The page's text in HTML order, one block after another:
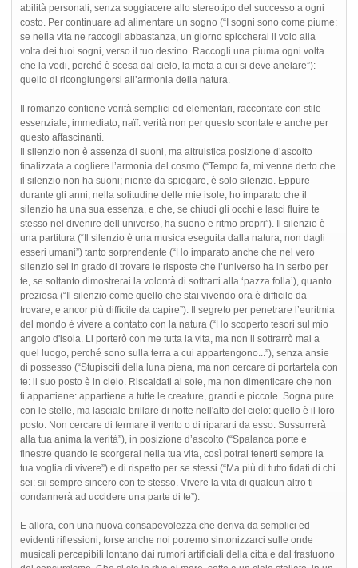
abilità personali, senza soggiacere allo stereotipo del successo a ogni
costo. Per continuare ad alimentare un sogno (“I sogni sono come piume:
se nella vita ne raccogli abbastanza, un giorno spiccherai il volo alla
volta dei tuoi sogni, verso il tuo destino. Raccogli una piuma ogni volta
che la vedi, perché è scesa dal cielo, la meta a cui si deve anelare”):
quello di ricongiungersi all’armonia della natura.
Il romanzo contiene verità semplici ed elementari, raccontate con stile
essenziale, immediato, naïf: verità non per questo scontate e anche per
questo affascinanti.
Il silenzio non è assenza di suoni, ma altruistica posizione d’ascolto
finalizzata a cogliere l’armonia del cosmo (“Tempo fa, mi venne detto che
il silenzio non ha suoni; niente da spiegare, è solo silenzio. Eppure
durante gli anni, nella solitudine delle mie isole, ho imparato che il
silenzio ha una sua essenza, e che, se chiudi gli occhi e lasci fluire te
stesso nel divenire dell’universo, ha suono e ritmo propri”). Il silenzio è
una partitura (“Il silenzio è una musica eseguita dalla natura, non dagli
esseri umani”) tanto sorprendente (“Ho imparato anche che nel vero
silenzio sei in grado di trovare le risposte che l’universo ha in serbo per
te, se soltanto dimostrerai la volontà di sottrarti alla ‘pazza folla’), quanto
preziosa (“Il silenzio come quello che stai vivendo ora è difficile da
trovare, e ancor più difficile da capire”). Il segreto per penetrare l’euritmia
del mondo è vivere a contatto con la natura (“Ho scoperto tesori sul mio
angolo d'isola. Li porterò con me tutta la vita, ma non li sottrarrò mai a
quel luogo, perché sono sulla terra a cui appartengono...”), senza ansie
di possesso (“Stupisciti della luna piena, ma non cercare di portartela con
te: il suo posto è in cielo. Riscaldati al sole, ma non dimenticare che non
ti appartiene: appartiene a tutte le creature, grandi e piccole. Sogna pure
con le stelle, ma lasciale brillare di notte nell'alto del cielo: quello è il loro
posto. Non cercare di fermare il vento o di ripararti da esso. Sussurrerà
alla tua anima la verità”), in posizione d’ascolto (“Spalanca porte e
finestre quando le scorgerai nella tua vita, così potrai tenerti sempre la
tua voglia di vivere”) e di rispetto per se stessi (“Ma più di tutto fidati di chi
sei: sii sempre sincero con te stesso. Vivere la vita di qualcun altro ti
condannerà ad uccidere una parte di te”).
E allora, con una nuova consapevolezza che deriva da semplici ed
evidenti riflessioni, forse anche noi potremo sintonizzarci sulle onde
musicali percepibili lontano dai rumori artificiali della città e dal frastuono